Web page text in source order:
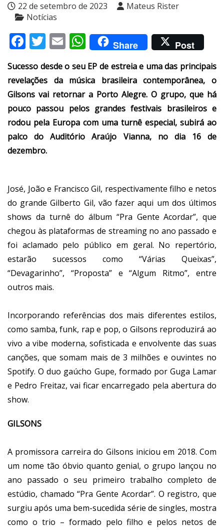
22 de setembro de 2023
Mateus Rister
Notícias
Facebook
Twitter
EmailWhatsApp
Share Post
Sucesso desde o seu EP de estreia e uma das principais
revelações da música brasileira contemporânea, o
Gilsons vai retornar a Porto Alegre. O grupo, que há
pouco passou pelos grandes festivais brasileiros e
rodou pela Europa com uma turnê especial, subirá ao
palco do Auditório Araújo Vianna, no dia 16 de
dezembro.
José, João e Francisco Gil, respectivamente filho e netos
do grande Gilberto Gil, vão fazer aqui um dos últimos
shows da turnê do álbum “Pra Gente Acordar”, que
chegou às plataformas de streaming no ano passado e
foi aclamado pelo público em geral. No repertório,
estarão sucessos como “Várias Queixas”,
“Devagarinho”, “Proposta” e “Algum Ritmo”, entre
outros mais.
Incorporando referências dos mais diferentes estilos,
como samba, funk, rap e pop, o Gilsons reproduzirá ao
vivo a vibe moderna, sofisticada e envolvente das suas
canções, que somam mais de 3 milhões e ouvintes no
Spotify. O duo gaúcho Gupe, formado por Guga Lamar
e Pedro Freitaz, vai ficar encarregado pela abertura do
show.
GILSONS
A promissora carreira do Gilsons iniciou em 2018. Com
um nome tão óbvio quanto genial, o grupo lançou no
ano passado o seu primeiro trabalho completo de
estúdio, chamado “Pra Gente Acordar”. O registro, que
surgiu após uma bem-sucedida série de singles, mostra
como o trio – formado pelo filho e pelos netos de